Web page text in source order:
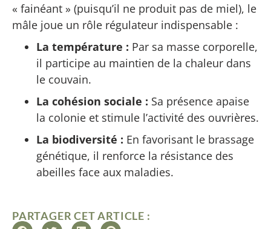
« fainéant » (puisqu’il ne produit pas de miel), le
mâle joue un rôle régulateur indispensable :
La température : Par sa masse corporelle,
il participe au maintien de la chaleur dans
le couvain.
La cohésion sociale : Sa présence apaise
la colonie et stimule l’activité des ouvrières.
La biodiversité : En favorisant le brassage
génétique, il renforce la résistance des
abeilles face aux maladies.
PARTAGER CET ARTICLE :